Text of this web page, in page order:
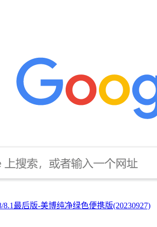
8.1最后版-美博纯净绿色便携版(20230927)